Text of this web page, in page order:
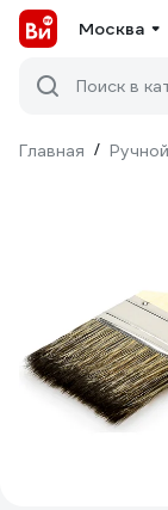
Москва
Поиск в
Главная /